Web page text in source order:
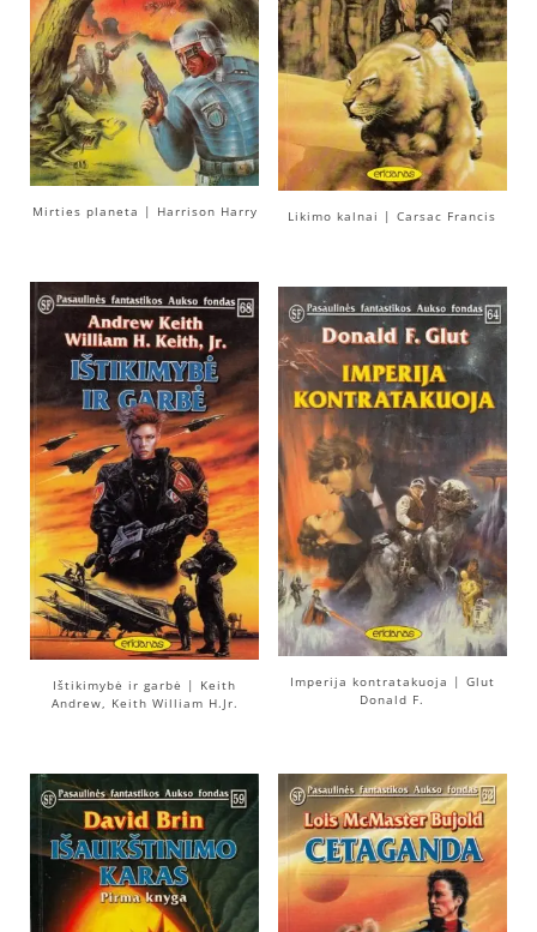
Mirties planeta | Harrison Harry Likimo kalnai | Carsac Francis
Ištikimybė ir garbė | Keith
Andrew, Keith William H.Jr.
Imperija kontratakuoja | Glut
Donald F.